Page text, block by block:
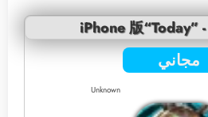
iPhone 版“Today”
مجاني
Unknown